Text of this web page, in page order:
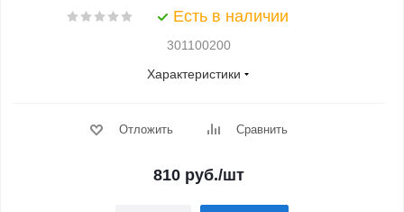
Есть в наличии
301100200
Характеристики
Отложить Сравнить
810 руб./шт